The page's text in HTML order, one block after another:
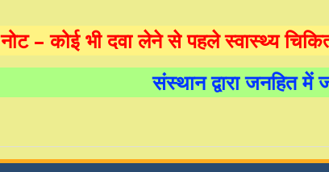
नोट – कोई भी दवा लेने से पहले स्वास्थ्य
संस्थान द्वारा जनहित में